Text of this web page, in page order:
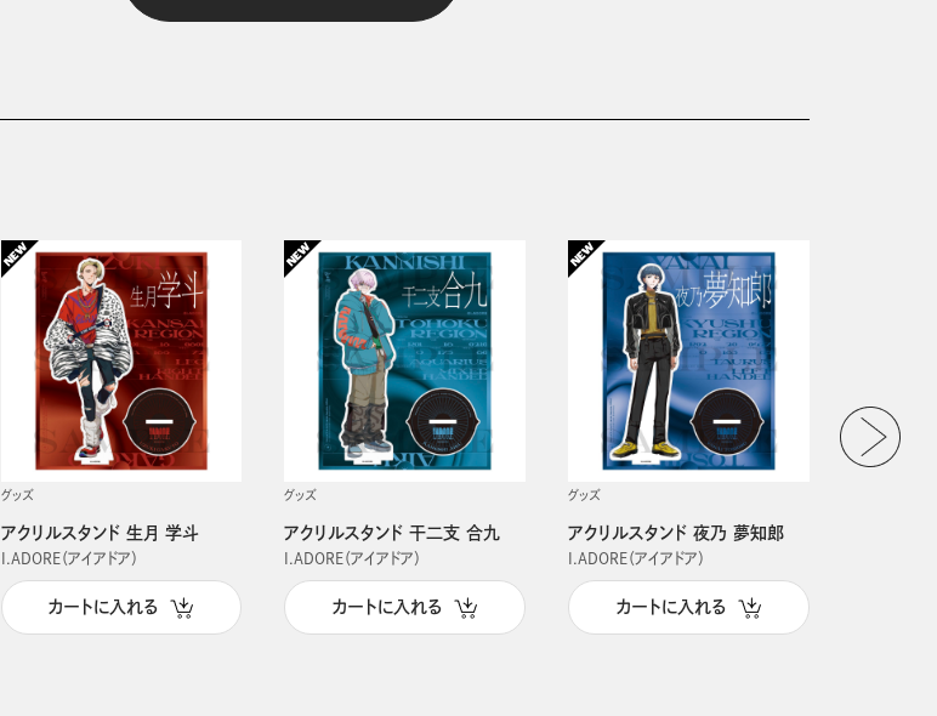
グッズ
アクリルスタンド 生月 学斗
I.ADORE（アイアドア）
カートに入れる
グッズ
アクリルスタンド 干二支 合九
I.ADORE（アイアドア）
カートに入れる
グッズ
アクリルスタンド 夜乃 夢知郎
I.ADORE（アイアドア）
カートに入れる